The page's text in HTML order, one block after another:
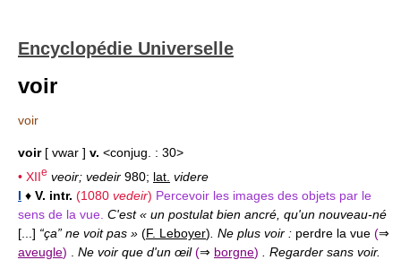
Encyclopédie Universelle
voir
voir
voir[ vwar ] v. <conjug. : 30>
• XIIe veoir; vedeir 980; lat. videre
I ♦ V. intr. (1080 vedeir) Percevoir les images des objets par le
sens de la vue. C'est « un postulat bien ancré, qu'un nouveau-né
[...] “ça” ne voit pas » (F. Leboyer) . Ne plus voir : perdre la vue (⇒
aveugle) Ne voir que d'un œil(⇒ borgne) . Regarder sans voir.